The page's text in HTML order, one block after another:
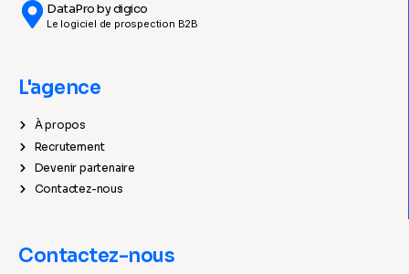
DataPro by digico
Le logiciel de prospection B2B
L'agence
À propos
Recrutement
Devenir partenaire
Contactez-nous
Contactez-nous